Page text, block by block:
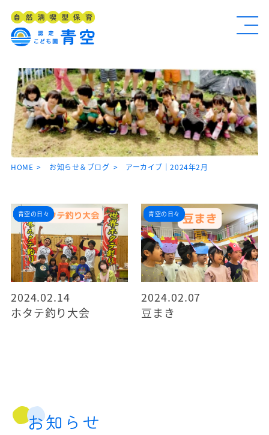
HOME お知らせ＆ブログ アーカイブ｜2024年2月
イベント
お知らせ
ブログ
青空の日々
2024.02.14
ホタテ釣り大会
イベント
お知らせ
ブログ
青空の日々
2024.02.07
豆まき
お知らせ